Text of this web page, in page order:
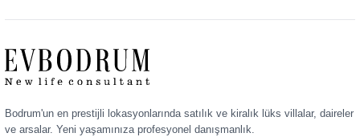
Bodrum'un en prestijli lokasyonlarında satılık ve kiralık lüks villalar, daireler
ve arsalar. Yeni yaşamınıza profesyonel danışmanlık.